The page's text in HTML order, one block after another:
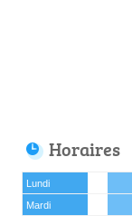
Horaires
Lundi
Mardi